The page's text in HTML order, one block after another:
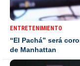
ENTRETENIMIENTO
“El Pachá” será
de Manhattan